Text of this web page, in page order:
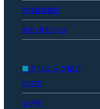
男性美容整形
発毛・育毛・AGA
クリニック紹介
松江院
米子院